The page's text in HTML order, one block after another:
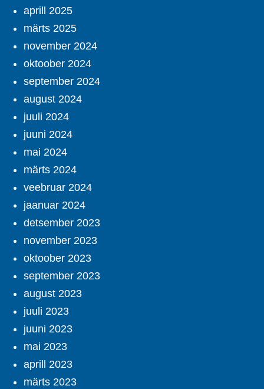
aprill 2025
märts 2025
november 2024
oktoober 2024
september 2024
august 2024
juuli 2024
juuni 2024
mai 2024
märts 2024
veebruar 2024
jaanuar 2024
detsember 2023
november 2023
oktoober 2023
september 2023
august 2023
juuli 2023
juuni 2023
mai 2023
aprill 2023
märts 2023